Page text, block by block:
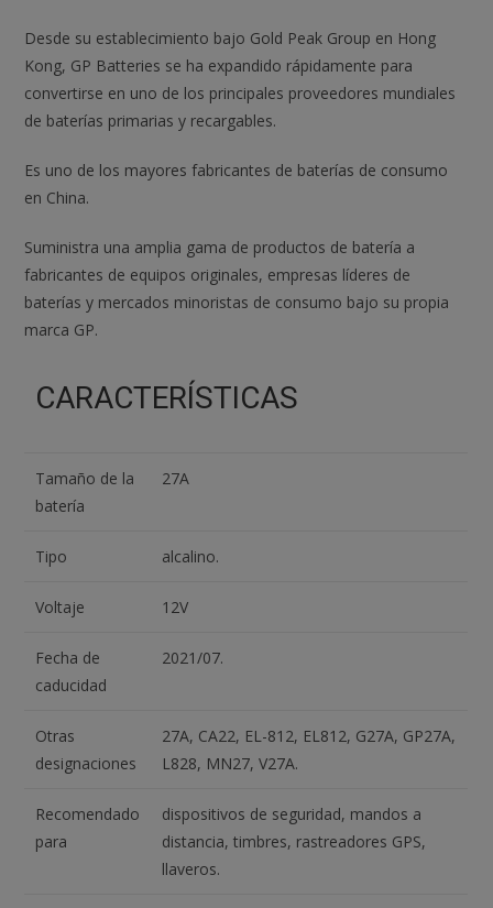
Desde su establecimiento bajo Gold Peak Group en Hong
Kong, GP Batteries se ha expandido rápidamente para
convertirse en uno de los principales proveedores mundiales
de baterías primarias y recargables.
Es uno de los mayores fabricantes de baterías de consumo
en China.
Suministra una amplia gama de productos de batería a
fabricantes de equipos originales, empresas líderes de
baterías y mercados minoristas de consumo bajo su propia
marca GP.
CARACTERÍSTICAS
Tamaño de la
batería
27A
Tipo alcalino.
Voltaje 12V
Fecha de
caducidad
2021/07.
Otras
designaciones
27A, CA22, EL-812, EL812, G27A, GP27A,
L828, MN27, V27A.
Recomendado
para
dispositivos de seguridad, mandos a
distancia, timbres, rastreadores GPS,
llaveros.